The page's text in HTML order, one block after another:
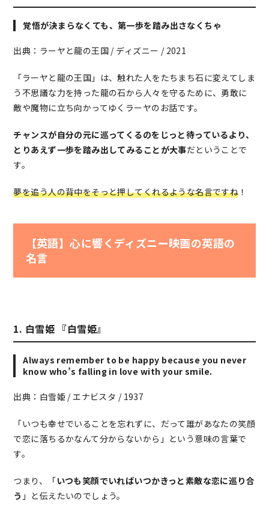
覚悟が決まらなくても、第一歩を踏み出さなくちゃ
出典：ラーヤと龍の王国 / ディズニー / 2021
「ラーヤと龍の王国」は、触れた人をたちまち石に変えてしま
う不思議な力を持った龍の石から人々を守るために、勇敢に
敵や魔物に立ち向かってゆくラーヤのお話です。
チャンスが自分の元に巡ってくるのをじっと待っているより、
とりあえず一歩を踏み出してみることが大事だということで
す。
夢を追う人の背中をそっと押してくれるような名言ですね ！
【英語】心に響くディズニー映画の英語の
名言
1. 白雪姫 『白雪姫』
Always remember to be happy because you never
know who’s falling in love with your smile.
出典：白雪姫 / エナビスタ / 1937
「いつも幸せでいることを忘れずに、だって誰があなたの笑顔
で恋に落ちるかなんて分からないから」という意味の言葉で
す。
つまり、「いつも笑顔でいればいつかきっと素敵な恋に巡り合
う 」と伝えたいのでしょう。